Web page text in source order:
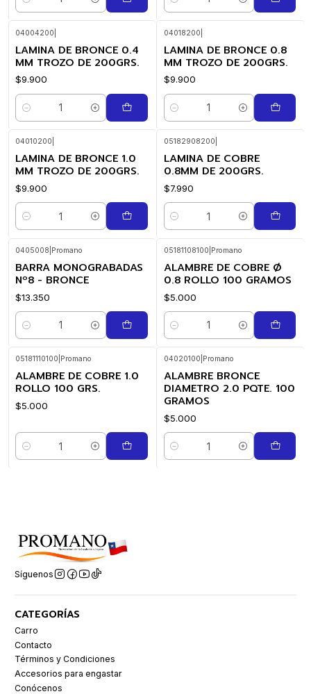
Cantidad Cantidad
04004200
LAMINA DE BRONCE 0.4
MM TROZO DE 200GRS.
$9.900
Cantidad
04018200
LAMINA DE BRONCE 0.8
MM TROZO DE 200GRS.
$9.900
Cantidad
04010200
LAMINA DE BRONCE 1.0
MM TROZO DE 200GRS.
$9.900
Cantidad
05182908200
LAMINA DE COBRE
0.8MM DE 200GRS.
$7.990
Cantidad
0405008 Promano
BARRA MONOGRABADAS
Nº8 - BRONCE
$13.350
Cantidad
05181108100 Promano
ALAMBRE DE COBRE Ø
0.8 ROLLO 100 GRAMOS
$5.000
Cantidad
05181110100 Promano
ALAMBRE DE COBRE 1.0
ROLLO 100 GRS.
$5.000
Cantidad
04020100 Promano
ALAMBRE BRONCE
DIAMETRO 2.0 PQTE. 100
GRAMOS
$5.000
Cantidad
Síguenos
CATEGORÍAS
Carro
Contacto
Términos y Condiciones
Accesorios para engastar
Conócenos